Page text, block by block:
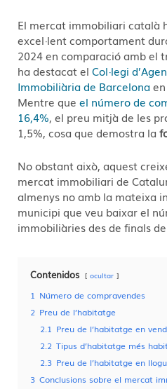
El mercat immobiliari català
excel·lent comportament
2024 en comparació amb el
ha destacat el Col·legi
Immobiliària de Barcelona
Mentre que el número de
16,4%, el preu mitjà de les
1,5%, cosa que demostra la
No obstant això, aquest
mercat immobiliari de
almenys no amb la mateixa
municipi que veu baixar el
immobiliàries des de finals
Contenidos ocultar
1 Número de compravendes
2 Preu de l’habitatge
2.1 Preu de l’habitatge en
2.2 Tipus d’habitatge més
2.3 Preu de l’habitatge en
3 Conclusions sobre el mercat